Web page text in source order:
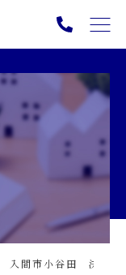
入間市小谷田 決済に